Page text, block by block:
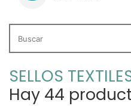
SELLOS
Hay 44